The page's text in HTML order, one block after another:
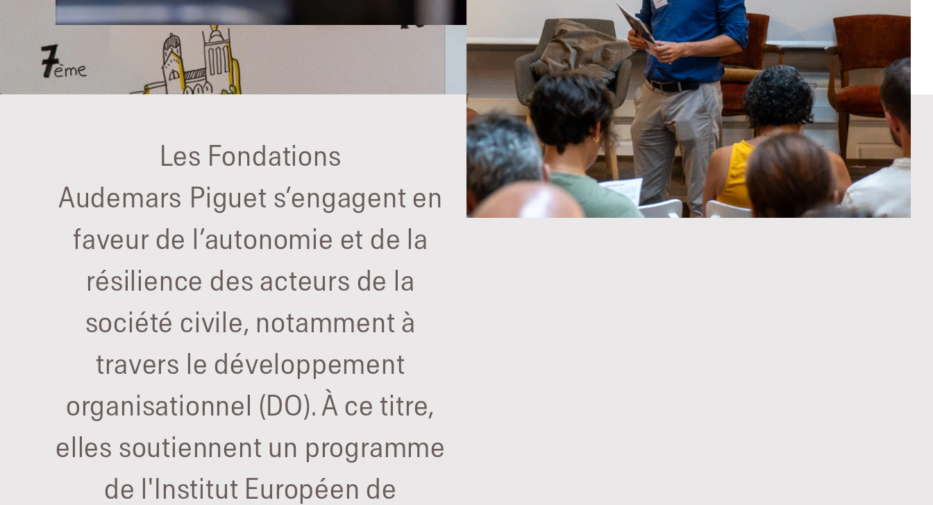
Les Fondations
Audemars Piguet s’engagent en
faveur de l’autonomie et de la
résilience des acteurs de la
société civile, notamment à
travers le développement
organisationnel (DO). À ce titre,
elles soutiennent un programme
de l'Institut Européen de